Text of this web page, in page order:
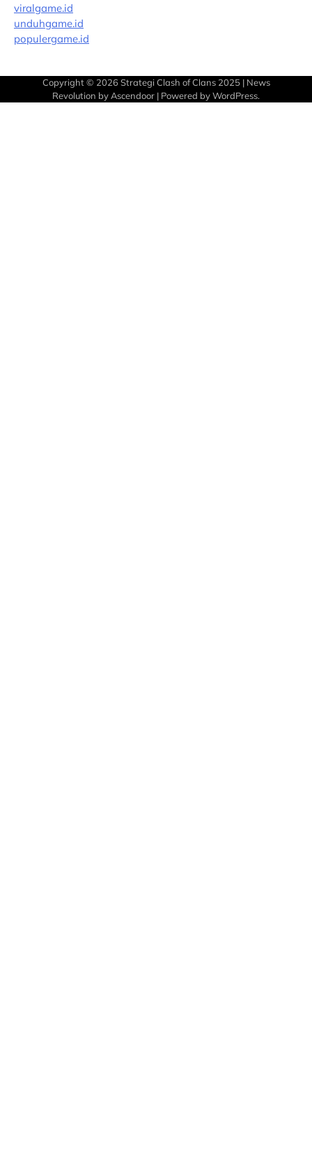
viralgame.id
unduhgame.id
populergame.id
Copyright © 2026 Strategi Clash of Clans 2025| News
Revolution byAscendoor | Powered byWordPress.